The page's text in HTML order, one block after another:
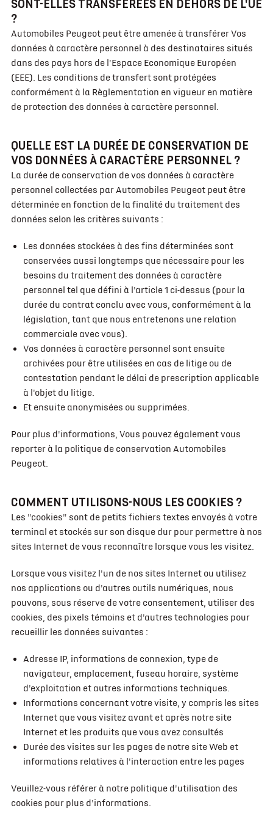
SONT-ELLES TRANSFÉRÉES EN DEHORS DE L'UE
?
Automobiles Peugeot peut être amenée à transférer Vos
données à caractère personnel à des destinataires situés
dans des pays hors de l'Espace Economique Européen
(EEE). Les conditions de transfert sont protégées
conformément à la Règlementation en vigueur en matière
de protection des données à caractère personnel.
QUELLE EST LA DURÉE DE CONSERVATION DE
VOS DONNÉES À CARACTÈRE PERSONNEL ?
La durée de conservation de vos données à caractère
personnel collectées par Automobiles Peugeot peut être
déterminée en fonction de la finalité du traitement des
données selon les critères suivants :
Les données stockées à des fins déterminées sont
conservées aussi longtemps que nécessaire pour les
besoins du traitement des données à caractère
personnel tel que défini à l'article 1 ci-dessus (pour la
durée du contrat conclu avec vous, conformément à la
législation, tant que nous entretenons une relation
commerciale avec vous).
Vos données à caractère personnel sont ensuite
archivées pour être utilisées en cas de litige ou de
contestation pendant le délai de prescription applicable
à l'objet du litige.
Et ensuite anonymisées ou supprimées.
Pour plus d'informations, Vous pouvez également vous
reporter à la politique de conservation Automobiles
Peugeot.
COMMENT UTILISONS-NOUS LES COOKIES ?
Les "cookies" sont de petits fichiers textes envoyés à votre
terminal et stockés sur son disque dur pour permettre à nos
sites Internet de vous reconnaître lorsque vous les visitez.
Lorsque vous visitez l'un de nos sites Internet ou utilisez
nos applications ou d'autres outils numériques, nous
pouvons, sous réserve de votre consentement, utiliser des
cookies, des pixels témoins et d'autres technologies pour
recueillir les données suivantes :
Adresse IP, informations de connexion, type de
navigateur, emplacement, fuseau horaire, système
d'exploitation et autres informations techniques.
Informations concernant votre visite, y compris les sites
Internet que vous visitez avant et après notre site
Internet et les produits que vous avez consultés
Durée des visites sur les pages de notre site Web et
informations relatives à l'interaction entre les pages
Veuillez-vous référer à notre politique d'utilisation des
cookies pour plus d'informations.